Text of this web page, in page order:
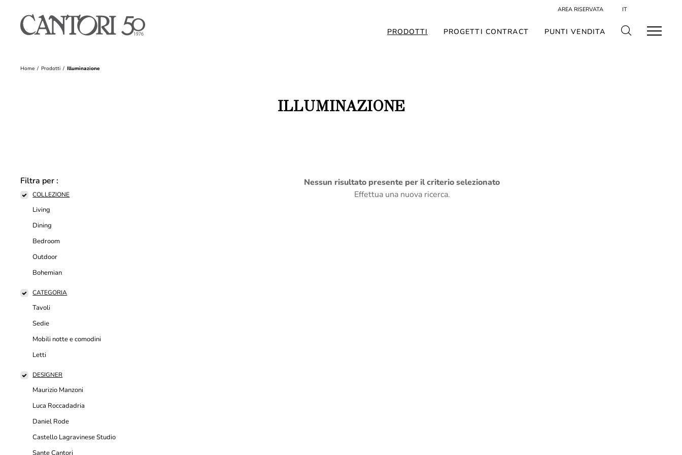
AREA RISERVATA IT
PRODOTTI PROGETTI CONTRACT PUNTI VENDITA
Home Prodotti Illuminazione
ILLUMINAZIONE
Filtra per :
COLLEZIONE
Living
Dining
Bedroom
Outdoor
Bohemian
CATEGORIA
Tavoli
Sedie
Mobili notte e comodini
Letti
DESIGNER
Maurizio Manzoni
Luca Roccadadria
Daniel Rode
Castello Lagravinese Studio
Sante Cantori
Nessun risultato presente per il criterio selezionato
Effettua una nuova ricerca.